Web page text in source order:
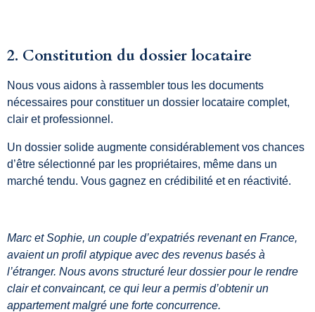
2. Constitution du dossier locataire
Nous vous aidons à rassembler tous les documents
nécessaires pour constituer un dossier locataire complet,
clair et professionnel.
Un dossier solide augmente considérablement vos chances
d’être sélectionné par les propriétaires, même dans un
marché tendu. Vous gagnez en crédibilité et en réactivité.
Marc et Sophie, un couple d’expatriés revenant en France,
avaient un profil atypique avec des revenus basés à
l’étranger. Nous avons structuré leur dossier pour le rendre
clair et convaincant, ce qui leur a permis d’obtenir un
appartement malgré une forte concurrence.